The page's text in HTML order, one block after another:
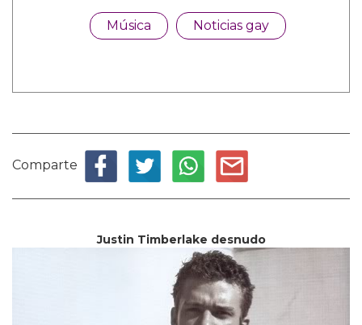
Música Noticias gay
Comparte
Justin Timberlake desnudo